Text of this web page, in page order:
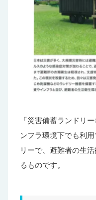
「災害備蓄ランドリ
ンフラ環境下でも利
リーで、避難者の生
るものです。